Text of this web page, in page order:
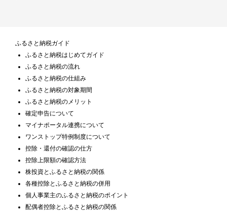
ふるさと納税ガイド
ふるさと納税はじめてガイド
ふるさと納税の流れ
ふるさと納税の仕組み
ふるさと納税の対象期間
ふるさと納税のメリット
確定申告について
マイナポータル連携について
ワンストップ特例制度について
控除・還付の確認の仕方
控除上限額の確認方法
株投資とふるさと納税の関係
各種控除とふるさと納税の併用
個人事業主のふるさと納税のポイント
配偶者控除とふるさと納税の関係